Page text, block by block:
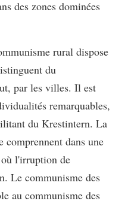
des zones dominées
rural dispose
du
par les villes. Il est
remarquables,
du Krestintern. La
comprennent dans une
où l'irruption de
Le communisme des
au communisme des